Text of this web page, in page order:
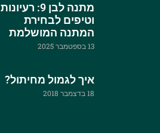
מתנה לבן 9: רעיונות
וטיפים לבחירת
המתנה המושלמת
13 בספטמבר 2025
איך לגמול מחיתול?
18 בדצמבר 2018